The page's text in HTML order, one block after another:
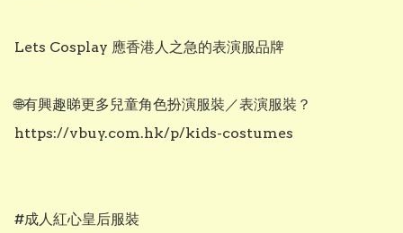
Lets Cosplay 應香港人之急的表演服品牌
🌐有興趣睇更多兒童角色扮演服裝／表演服裝？
https://vbuy.com.hk/p/kids-costumes
#成人紅心皇后服裝